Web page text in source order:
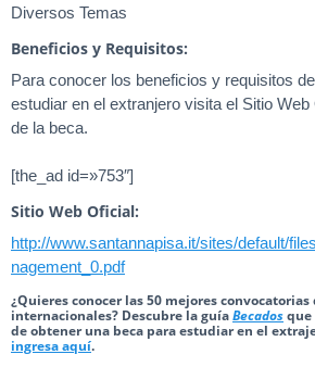
Diversos Temas
Beneficios y Requisitos:
Para conocer los beneficios y requisitos
estudiar en el extranjero visita el Sitio
de la beca.
[the_ad id=»753″]
Sitio Web Oficial:
http://www.santannapisa.it/sites/default/
nagement_0.pdf
¿Quieres conocer las 50 mejores convocatorias
internacionales? Descubre la guíaBecadosque
de obtener una beca para estudiar en el
ingresa aquí.